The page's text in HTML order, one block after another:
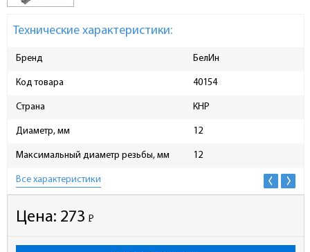
Технические характеристики:
Бренд БелИн
Код товара 40154
Страна КНР
Диаметр, мм 12
Максимальный диаметр резьбы, мм 12
Все характеристики
Цена: 273 Р
-